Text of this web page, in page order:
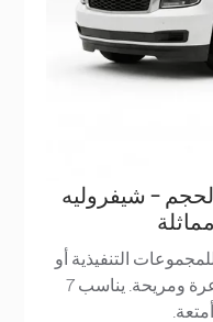
- شيفروليه
التنفيذية أو
العائلات التي تحتاج إلى رحلة وعرة ومريحة. يناسب 7